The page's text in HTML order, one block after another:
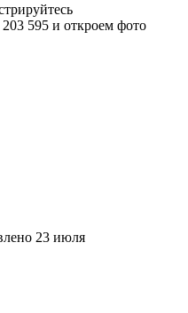
595 и откроем фото
23 июля